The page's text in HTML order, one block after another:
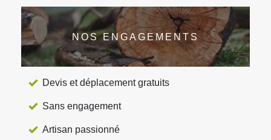
NOS ENGAGEMENTS
Devis et déplacement gratuits
Sans engagement
Artisan passionné